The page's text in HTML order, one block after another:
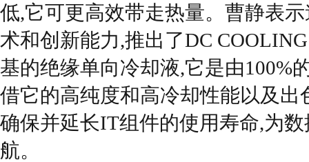
低,它可更高效带走热量。曹静表
术和创新能力,推出了DC
基的绝缘单向冷却液,它是由100%
借它的高纯度和高冷却性能以及
确保并延长IT组件的使用寿命,为
航。